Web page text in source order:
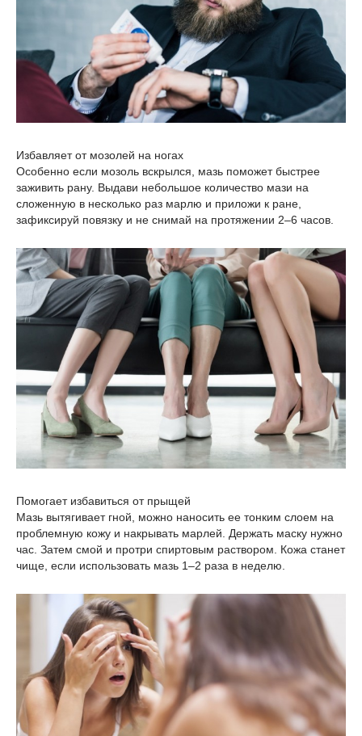
Избавляет от мозолей на ногах
Особенно если мозоль вскрылся, мазь поможет быстрее
заживить рану. Выдави небольшое количество мази на
сложенную в несколько раз марлю и приложи к ране,
зафиксируй повязку и не снимай на протяжении 2–6 часов.
Помогает избавиться от прыщей
Мазь вытягивает гной, можно наносить ее тонким слоем на
проблемную кожу и накрывать марлей. Держать маску нужно
час. Затем смой и протри спиртовым раствором. Кожа станет
чище, если использовать мазь 1–2 раза в неделю.